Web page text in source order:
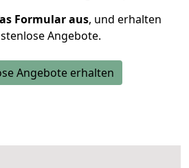
Formular aus, und erhalten
Angebote.
Angebote erhalten